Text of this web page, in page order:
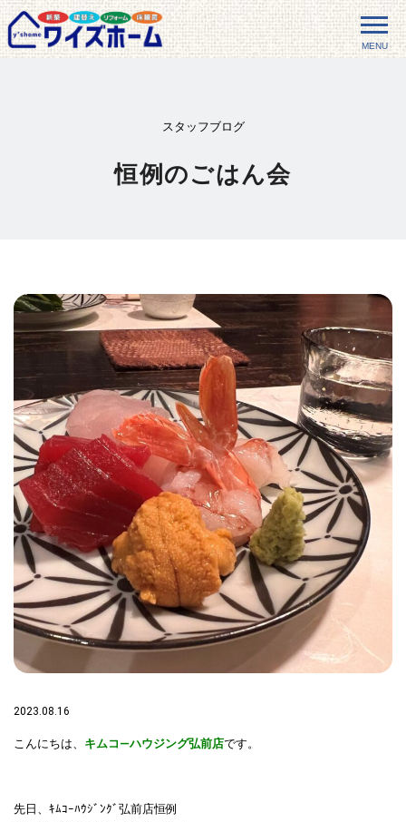
MENU
スタッフブログ
恒例のごはん会
2023.08.16
こんにちは、 キムコ―ハウジング弘前店です。
先日、ｷﾑｺｰﾊｳｼﾞﾝｸﾞ弘前店恒例